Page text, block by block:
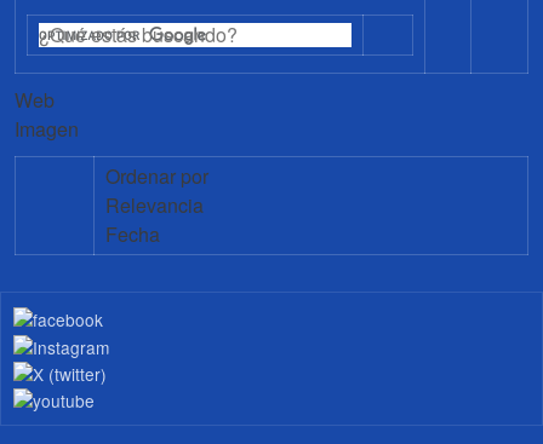
Web
Imagen
Ordenar por
Relevancia
Fecha